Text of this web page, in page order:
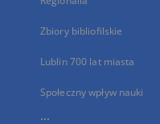
Zbiory bibliofilskie
Lublin 700 lat miasta
Społeczny wpływ nauki
...